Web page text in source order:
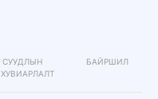
СУУДЛЫН
ХУВИАРЛАЛТ
БАЙРШИЛ